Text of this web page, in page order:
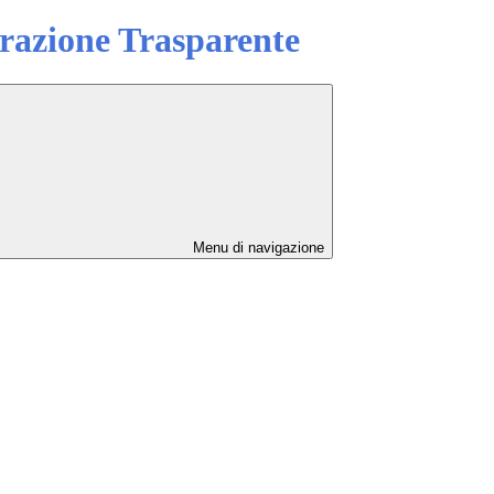
Trasparente
Menu di navigazione